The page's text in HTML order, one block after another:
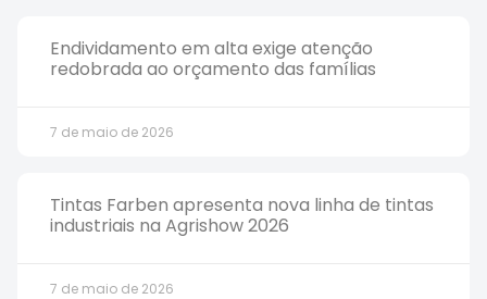
Endividamento em alta exige atenção
redobrada ao orçamento das famílias
7 de maio de 2026
Tintas Farben apresenta nova linha de tintas
industriais na Agrishow 2026
7 de maio de 2026